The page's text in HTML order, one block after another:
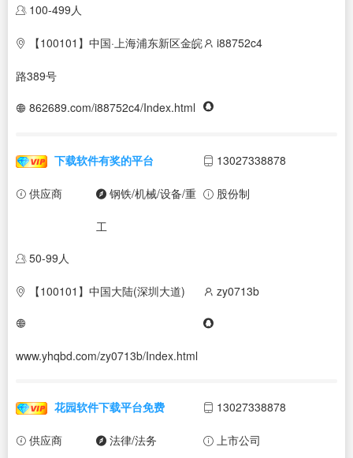
100-499人
【100101】中国·上海浦东新区金皖
路389号
i88752c4
862689.com/i88752c4/Index.html
下载软件有奖的平台 13027338878
供应商 钢铁/机械/设备/重
工
股份制
50-99人
【100101】中国大陆(深圳大道) zy0713b
www.yhqbd.com/zy0713b/Index.html
花园软件下载平台免费 13027338878
供应商 法律/法务 上市公司